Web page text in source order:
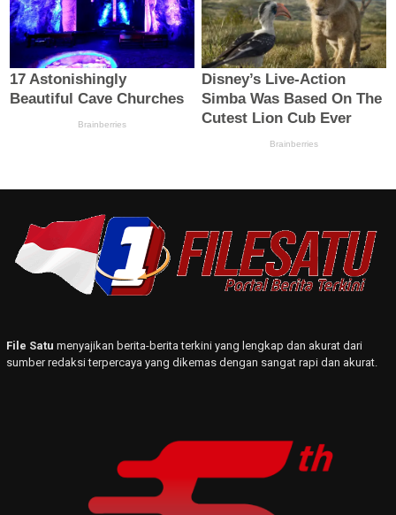
File Satu menyajikan berita-berita terkini yang lengkap dan akurat dari
sumber redaksi terpercaya yang dikemas dengan sangat rapi dan akurat.